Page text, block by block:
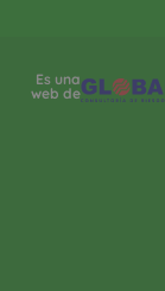
Es una
web de